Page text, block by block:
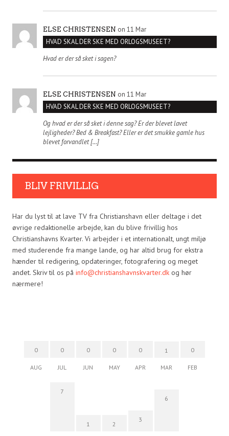
ELSE CHRISTENSEN on 11 Mar
HVAD SKAL DER SKE MED ORLOGSMUSEET?
Hvad er der så sket i sagen?
ELSE CHRISTENSEN on 11 Mar
HVAD SKAL DER SKE MED ORLOGSMUSEET?
Og hvad er der så sket i denne sag? Er der blevet lavet
lejligheder? Bed & Breakfast? Eller er det smukke gamle hus
blevet forvandlet […]
BLIV FRIVILLIG
Har du lyst til at lave TV fra Christianshavn eller deltage i det
øvrige redaktionelle arbejde, kan du blive frivillig hos
Christianshavns Kvarter. Vi arbejder i et internationalt, ungt miljø
med studerende fra mange lande, og har altid brug for ekstra
hænder til redigering, opdateringer, fotografering og meget
andet. Skriv til os på info@christianshavnskvarter.dk og hør
nærmere!
0
AUG
0
JUL
0
JUN
0
MAY
0
APR
1
MAR
0
FEB
7
1 2
3
6